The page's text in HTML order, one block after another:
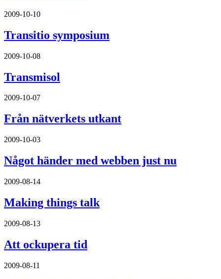
2009-10-10
Transitio symposium
2009-10-08
Transmisol
2009-10-07
Från nätverkets utkant
2009-10-03
Något händer med webben just nu
2009-08-14
Making things talk
2009-08-13
Att ockupera tid
2009-08-11